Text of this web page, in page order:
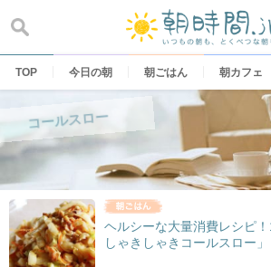
content
TOP 今日の朝 朝ごはん 朝カフェ
コールスロー
ヘルシーな大量消費レシピ
しゃきしゃきコールスロー」